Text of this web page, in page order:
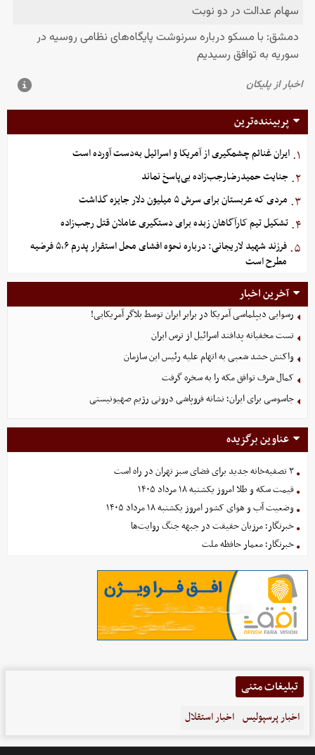
پربیننده‌ترین
۱. ایران غنائم چشمگیری از آمریکا و اسرائیل به‌دست آورده است
۲. جنایت حمیدرضارجب‌زاده بی‌پاسخ نماند
۳. مردی که عربستان برای سرش ۵ میلیون دلار جایزه گذاشت
۴. تشکیل تیم کارآگاهان زبده برای دستگیری عاملان قتل رجب‌زاده
۵.
فرزند شهید لاریجانی: درباره نحوه افشای محل استقرار پدرم ۵،۶ فرضیه
مطرح است
آخرین اخبار
رسوایی دیپلماسی آمریکا در برابر ایران توسط بلاگر آمریکایی!
تست مخفیانه پدافند اسرائیل از ترس ایران
واکنش حشد شعبی به اتهام‌ علیه رئیس این سازمان
کمال شرف توافق مکه را به سخره گرفت
جاسوسی برای ایران؛ نشانه فروپاشی درونی رژیم صهیونیستی
عناوین برگزیده
۳ تصفیه‌خانه جدید برای فضای سبز تهران در راه است
قیمت سکه و طلا امروز یکشنبه ۱۸ مرداد ۱۴۰۵
وضعیت آب و هوای کشور امروز یکشنبه ۱۸ مرداد ۱۴۰۵
خبرنگار؛ مرزبان حقیقت در جبهه جنگ روایت‌ها
خبرنگار؛ معمار حافظه ملت
تبلیغات متنی
اخبار پرسپولیس اخبار استقلال